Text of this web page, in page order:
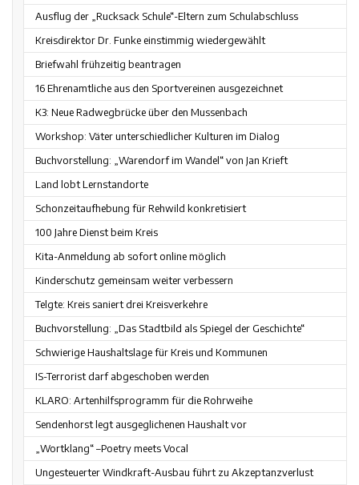
Ausflug der „Rucksack Schule“-Eltern zum Schulabschluss
Kreisdirektor Dr. Funke einstimmig wiedergewählt
Briefwahl frühzeitig beantragen
16 Ehrenamtliche aus den Sportvereinen ausgezeichnet
K3: Neue Radwegbrücke über den Mussenbach
Workshop: Väter unterschiedlicher Kulturen im Dialog
Buchvorstellung: „Warendorf im Wandel“ von Jan Krieft
Land lobt Lernstandorte
Schonzeitaufhebung für Rehwild konkretisiert
100 Jahre Dienst beim Kreis
Kita-Anmeldung ab sofort online möglich
Kinderschutz gemeinsam weiter verbessern
Telgte: Kreis saniert drei Kreisverkehre
Buchvorstellung: „Das Stadtbild als Spiegel der Geschichte“
Schwierige Haushaltslage für Kreis und Kommunen
IS-Terrorist darf abgeschoben werden
KLARO: Artenhilfsprogramm für die Rohrweihe
Sendenhorst legt ausgeglichenen Haushalt vor
„Wortklang“ –Poetry meets Vocal
Ungesteuerter Windkraft-Ausbau führt zu Akzeptanzverlust